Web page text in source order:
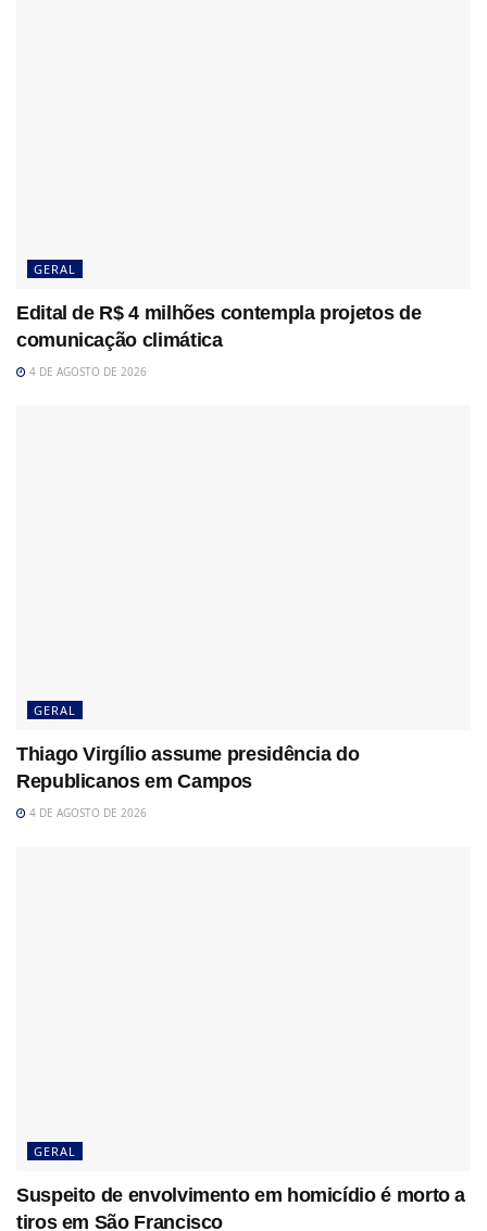
GERAL
Edital de R$ 4 milhões contempla projetos de
comunicação climática
4 DE AGOSTO DE 2026
GERAL
Thiago Virgílio assume presidência do
Republicanos em Campos
4 DE AGOSTO DE 2026
GERAL
Suspeito de envolvimento em homicídio é morto a
tiros em São Francisco